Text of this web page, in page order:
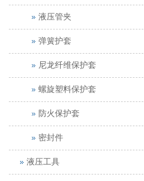
液压管夹
弹簧护套
尼龙纤维保护套
螺旋塑料保护套
防火保护套
密封件
液压工具